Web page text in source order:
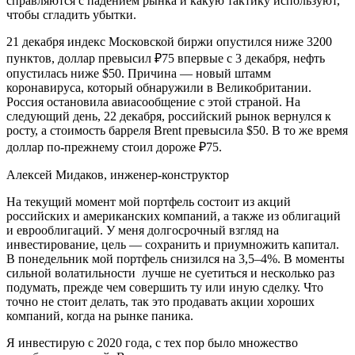
чтобы сгладить убытки.
21 декабря индекс Московской биржи опустился ниже 3200
пунктов, доллар превысил ₽75 впервые с 3 декабря, нефть
опустилась ниже $50. Причина — новый штамм
коронавируса, который обнаружили в Великобритании.
Россия остановила авиасообщение с этой страной. На
следующий день, 22 декабря, российский рынок вернулся к
росту, а стоимость барреля Brent превысила $50. В то же время
доллар по-прежнему стоил дороже ₽75.
Алексей Мидаков, инженер-конструктор
На текущий момент мой портфель состоит из акций
российских и американских компаний, а также из облигаций
и еврооблигаций. У меня долгосрочный взгляд на
инвестирование, цель — сохранить и приумножить капитал.
В понедельник мой портфель снизился на 3,5–4%. В моменты
сильной волатильности лучше не суетиться и несколько раз
подумать, прежде чем совершить ту или иную сделку. Что
точно не стоит делать, так это продавать акции хороших
компаний, когда на рынке паника.
Я инвестирую с 2020 года, с тех пор было множество